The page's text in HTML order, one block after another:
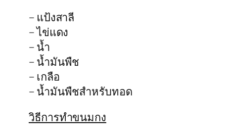
– แป้งสาลี
– ไข่แดง
– น้ำ
– น้ำมันพืช
– เกลือ
– น้ำมันพืชสำหรับทอด
วิธีการทำขนมกง